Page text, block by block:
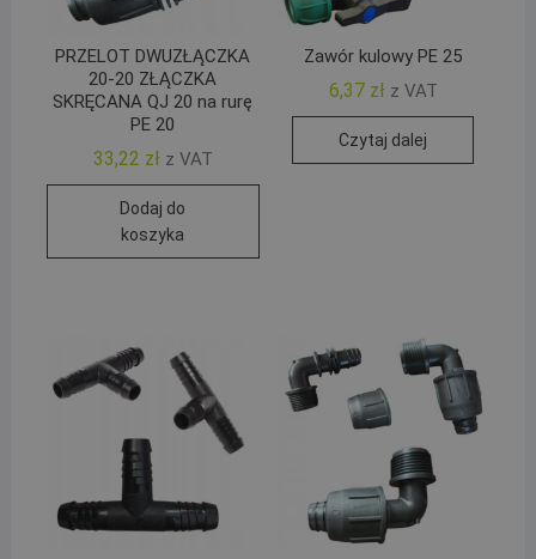
PRZELOT DWUZŁĄCZKA
20-20 ZŁĄCZKA
SKRĘCANA QJ 20 na rurę
PE 20
33,22 zł z VAT
Dodaj do
koszyka
Zawór kulowy PE 25
6,37 zł z VAT
Czytaj dalej